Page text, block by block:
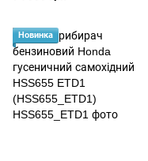
Новинка